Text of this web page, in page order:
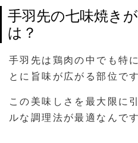
手羽先の七味焼き
は？
手羽先は鶏肉の中でも特
とに旨味が広がる部位です
この美味しさを最大限に
ルな調理法が最適なんです